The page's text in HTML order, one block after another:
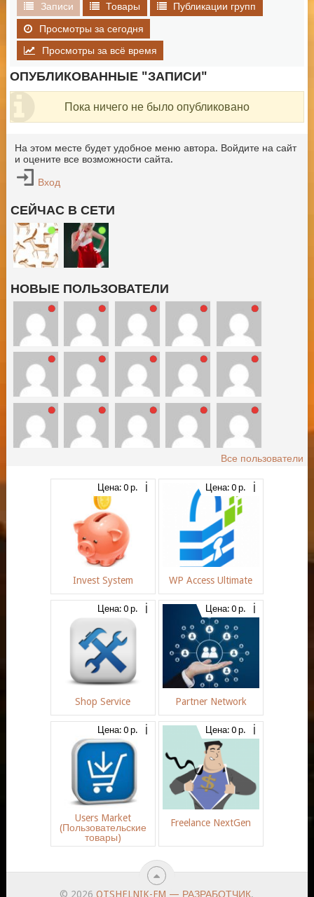
Записи Товары
Публикации групп
Просмотры за сегодня
Просмотры за всё время
ОПУБЛИКОВАННЫЕ "ЗАПИСИ"
Пока ничего не было опубликовано
На этом месте будет удобное меню автора. Войдите на сайт
и оцените все возможности сайта.
Вход
СЕЙЧАС В СЕТИ
НОВЫЕ ПОЛЬЗОВАТЕЛИ
Все пользователи
Цена: 0 р.
Invest System
Цена: 0 р.
WP Access Ultimate
Цена: 0 р.
Shop Service
Цена: 0 р.
Partner Network
Цена: 0 р.
Users Market
(Пользовательские
товары)
Цена: 0 р.
Freelance NextGen
© 2026OTSHELNIK-FM — РАЗРАБОТЧИК.